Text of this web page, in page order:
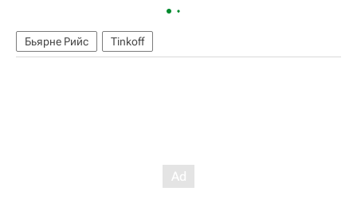
Бьярне Рийс Tinkoff